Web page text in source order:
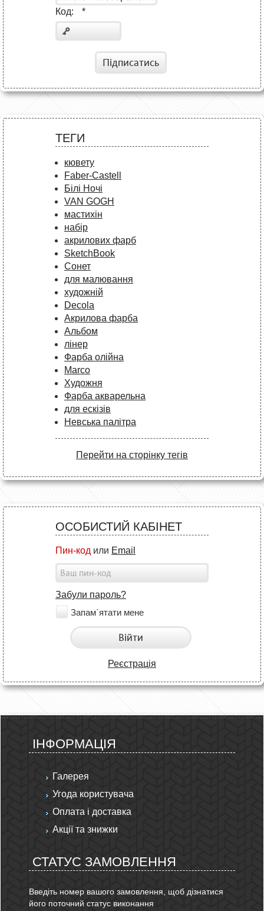
Код: *
Підписатись
ТЕГИ
кювету
Faber-Castell
Білі Ночі
VAN GOGH
мастихін
набір
акрилових фарб
SketchBook
Сонет
для малювання
художній
Decola
Акрилова фарба
Альбом
лінер
Фарба олійна
Marco
Художня
Фарба акварельна
для ескізів
Невська палітра
Перейти на сторінку тегів
ОСОБИСТИЙ КАБІНЕТ
Пин-код или Email
Забули пароль?
Запам`ятати мене
Війти
Реєстрація
ІНФОРМАЦІЯ
Галерея
Угода користувача
Оплата і доставка
Акції та знижки
СТАТУС ЗАМОВЛЕННЯ
Введіть номер вашого замовлення, щоб дізнатися
його поточний статус виконання